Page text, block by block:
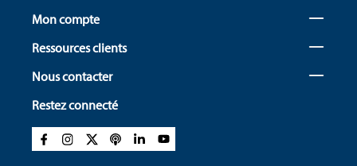
Mon compte
Ressources clients
Nous contacter
Restez connecté